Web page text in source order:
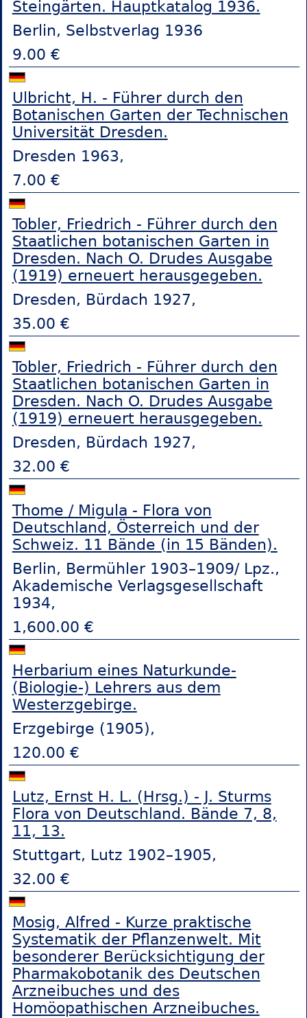
Steingärten. Hauptkatalog 1936.
Berlin, Selbstverlag 1936
9.00 €
Ulbricht, H. - Führer durch den
Botanischen Garten der Technischen
Universität Dresden.
Dresden 1963,
7.00 €
Tobler, Friedrich - Führer durch den
Staatlichen botanischen Garten in
Dresden. Nach O. Drudes Ausgabe
(1919) erneuert herausgegeben.
Dresden, Bürdach 1927,
35.00 €
Tobler, Friedrich - Führer durch den
Staatlichen botanischen Garten in
Dresden. Nach O. Drudes Ausgabe
(1919) erneuert herausgegeben.
Dresden, Bürdach 1927,
32.00 €
Thome / Migula - Flora von
Deutschland, Österreich und der
Schweiz. 11 Bände (in 15 Bänden).
Berlin, Bermühler 1903–1909/ Lpz.,
Akademische Verlagsgesellschaft
1934,
1,600.00 €
Herbarium eines Naturkunde-
(Biologie-) Lehrers aus dem
Westerzgebirge.
Erzgebirge (1905),
120.00 €
Lutz, Ernst H. L. (Hrsg.) - J. Sturms
Flora von Deutschland. Bände 7, 8,
11, 13.
Stuttgart, Lutz 1902–1905,
32.00 €
Mosig, Alfred - Kurze praktische
Systematik der Pflanzenwelt. Mit
besonderer Berücksichtigung der
Pharmakobotanik des Deutschen
Arzneibuches und des
Homöopathischen Arzneibuches.